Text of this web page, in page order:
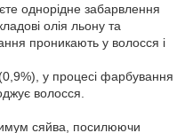
однорідне забарвлення
олія льону та
проникають у волосся і
у процесі фарбування
волосся.
сяйва, посилюючи